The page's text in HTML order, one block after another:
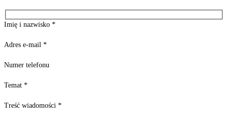
Imię i nazwisko *
Adres e-mail *
Numer telefonu
Temat *
Treść wiadomości *